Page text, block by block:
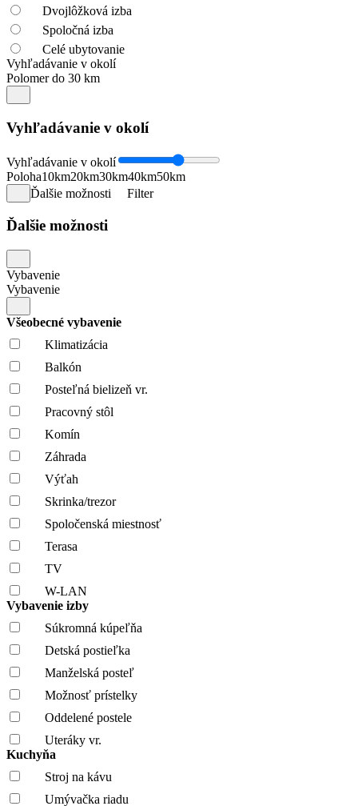
Dvojlôžková izba
Spoločná izba
Celé ubytovanie
Vyhľadávanie v okolí
Polomer do 30 km
Vyhľadávanie v okolí
Vyhľadávanie v okolí
Poloha10km20km30km40km50km
Ďalšie možnosti
Filter
Ďalšie možnosti
Vybavenie
Vybavenie
Všeobecné vybavenie
Klimatizácia
Balkón
Posteľná bielizeň vr.
Pracovný stôl
Komín
Záhrada
Výťah
Skrinka/trezor
Spoločenská miestnosť
Terasa
TV
W-LAN
Vybavenie izby
Súkromná kúpeľňa
Detská postieľka
Manželská posteľ
Možnosť prístelky
Oddelené postele
Uteráky vr.
Kuchyňa
Stroj na kávu
Umývačka riadu